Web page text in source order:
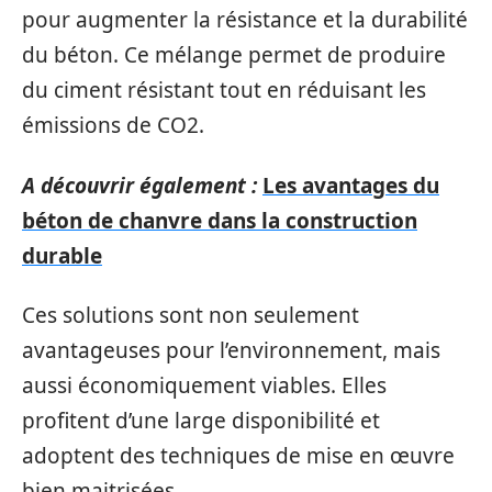
pour augmenter la résistance et la durabilité
du béton. Ce mélange permet de produire
du ciment résistant tout en réduisant les
émissions de CO2.
A découvrir également : Les avantages du
béton de chanvre dans la construction
durable
Ces solutions sont non seulement
avantageuses pour l’environnement, mais
aussi économiquement viables. Elles
profitent d’une large disponibilité et
adoptent des techniques de mise en œuvre